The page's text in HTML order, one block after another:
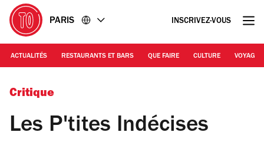
PARIS INSCRIVEZ-VOUS
ACTUALITÉS RESTAURANTS ET BARS QUE FAIRE CULTURE VOYAGE
Critique
Les P'tites Indécises